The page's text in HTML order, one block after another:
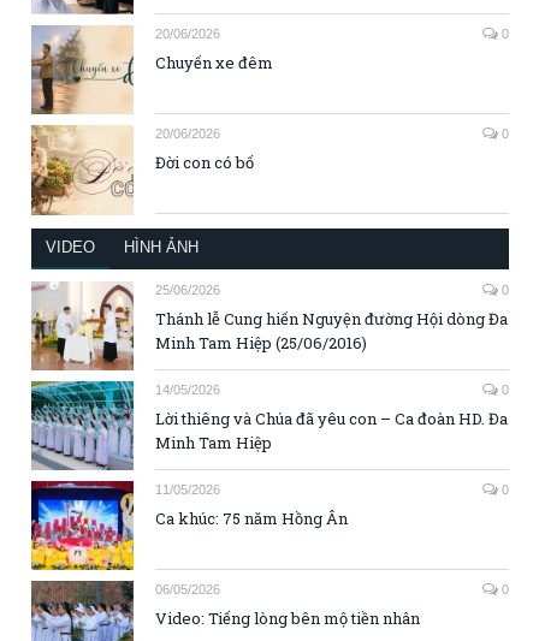
20/06/2026 0
Chuyến xe đêm
20/06/2026 0
Đời con có bố
VIDEO HÌNH ẢNH
25/06/2026 0
Thánh lễ Cung hiến Nguyện đường Hội dòng Đa
Minh Tam Hiệp (25/06/2016)
14/05/2026 0
Lời thiêng và Chúa đã yêu con – Ca đoàn HD. Đa
Minh Tam Hiệp
11/05/2026 0
Ca khúc: 75 năm Hồng Ân
06/05/2026 0
Video: Tiếng lòng bên mộ tiền nhân